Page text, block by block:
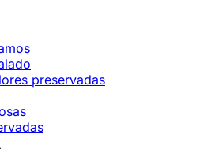
preservadas